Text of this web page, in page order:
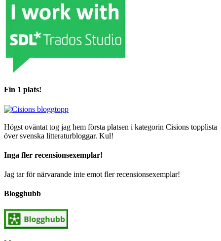
Fin 1 plats!
Högst oväntat tog jag hem första platsen i kategorin Cisions topplista
över svenska litteraturbloggar. Kul!
Inga fler recensionsexemplar!
Jag tar för närvarande inte emot fler recensionsexemplar!
Blogghubb